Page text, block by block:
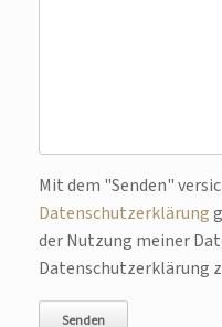
Bitte lasse dieses Feld
Mit dem "Senden"
Datenschutzerklärung
der Nutzung meiner
Datenschutzerklärung